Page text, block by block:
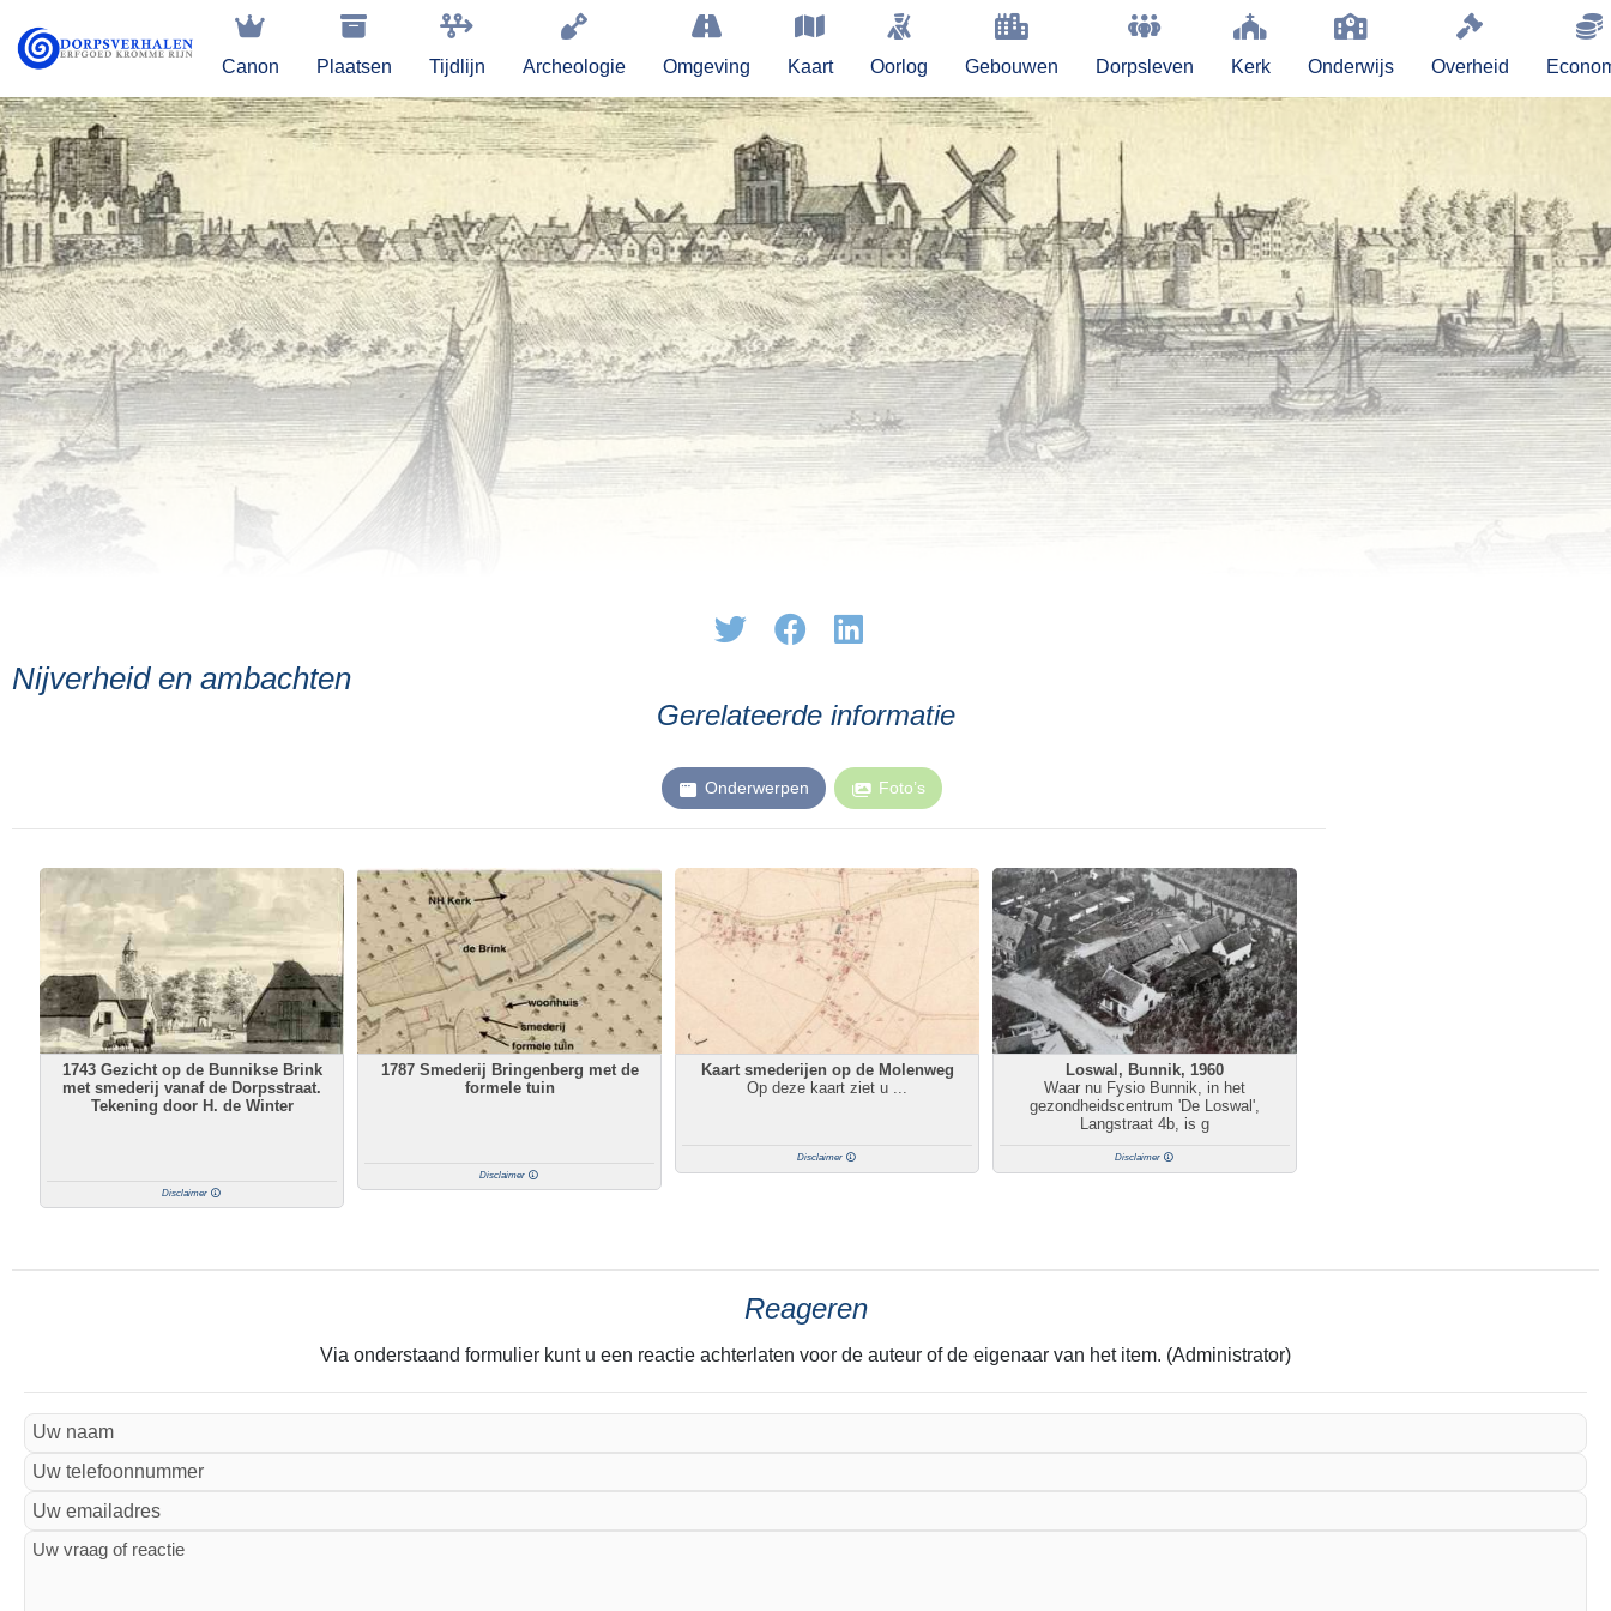
Canon Plaatsen Tijdlijn Archeologie Omgeving Kaart Oorlog Gebouwen Dorpsleven Kerk Onderwijs Overheid
Nijverheid en ambachten
Gerelateerde informatie
Onderwerpen Foto’s
1743 Gezicht op de Bunnikse Brink
met smederij vanaf de Dorpsstraat.
Tekening door H. de Winter
Disclaimer
1787 Smederij Bringenberg met de
formele tuin
Disclaimer
Kaart smederijen op de Molenweg
Op deze kaart ziet u ...
Disclaimer
Loswal, Bunnik, 1960
Waar nu Fysio Bunnik, in het
gezondheidscentrum 'De Loswal',
Langstraat 4b, is g
Disclaimer
Reageren
Via onderstaand formulier kunt u een reactie achterlaten voor de auteur of de eigenaar van het item. (Administrator)